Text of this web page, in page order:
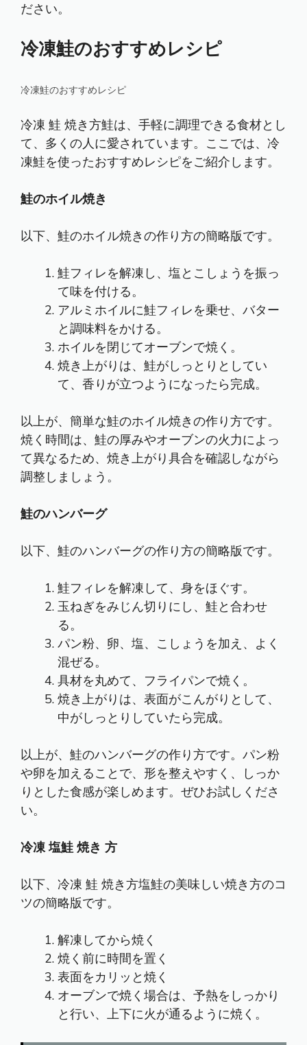
ださい。
冷凍鮭のおすすめレシピ
冷凍鮭のおすすめレシピ
冷凍 鮭 焼き方鮭は、手軽に調理できる食材とし
て、多くの人に愛されています。ここでは、冷
凍鮭を使ったおすすめレシピをご紹介します。
鮭のホイル焼き
以下、鮭のホイル焼きの作り方の簡略版です。
鮭フィレを解凍し、塩とこしょうを振っ
て味を付ける。
アルミホイルに鮭フィレを乗せ、バター
と調味料をかける。
ホイルを閉じてオーブンで焼く。
焼き上がりは、鮭がしっとりとしてい
て、香りが立つようになったら完成。
以上が、簡単な鮭のホイル焼きの作り方です。
焼く時間は、鮭の厚みやオーブンの火力によっ
て異なるため、焼き上がり具合を確認しながら
調整しましょう。
鮭のハンバーグ
以下、鮭のハンバーグの作り方の簡略版です。
鮭フィレを解凍して、身をほぐす。
玉ねぎをみじん切りにし、鮭と合わせ
る。
パン粉、卵、塩、こしょうを加え、よく
混ぜる。
具材を丸めて、フライパンで焼く。
焼き上がりは、表面がこんがりとして、
中がしっとりしていたら完成。
以上が、鮭のハンバーグの作り方です。パン粉
や卵を加えることで、形を整えやすく、しっか
りとした食感が楽しめます。ぜひお試しくださ
い。
冷凍 塩鮭 焼き 方
以下、冷凍 鮭 焼き方塩鮭の美味しい焼き方のコ
ツの簡略版です。
解凍してから焼く
焼く前に時間を置く
表面をカリッと焼く
オーブンで焼く場合は、予熱をしっかり
と行い、上下に火が通るように焼く。